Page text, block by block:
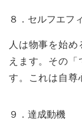
８．セルフエフ
人は物事を始
えます。その「
す。これは自尊
９．達成動機